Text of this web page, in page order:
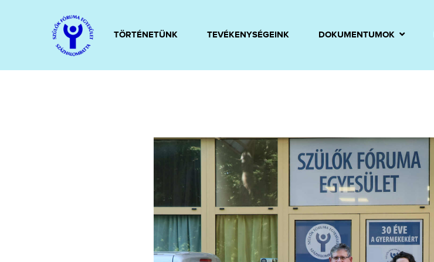
TÖRTÉNETÜNK TEVÉKENYSÉGEINK DOKUMENTUMOK